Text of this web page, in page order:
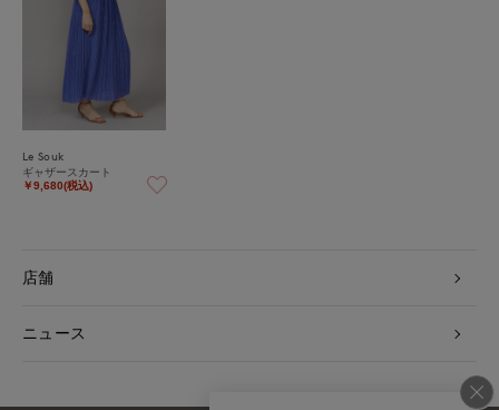
Le Souk
ギャザースカート
￥9,680(税込)
店舗
ニュース